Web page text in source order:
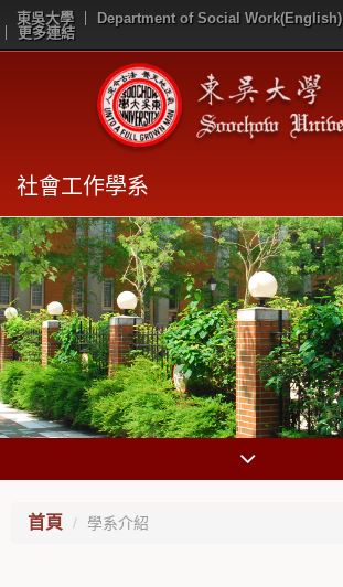
東吳大學 Department of Social Work(English)
更多連結
社會工作學系
首頁 學系介紹